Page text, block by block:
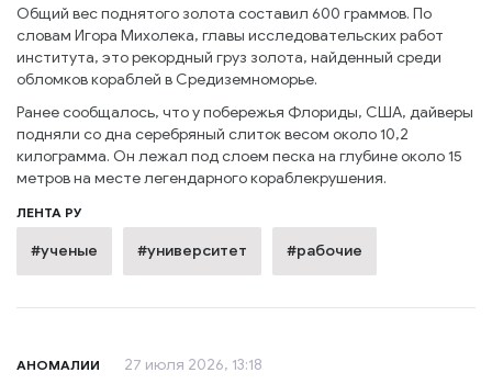
Общий вес поднятого золота составил 600 граммов. По
словам Игора Михолека, главы исследовательских работ
института, это рекордный груз золота, найденный среди
обломков кораблей в Средиземноморье.
Ранее сообщалось, что у побережья Флориды, США, дайверы
подняли со дна серебряный слиток весом около 10,2
килограмма. Он лежал под слоем песка на глубине около 15
метров на месте легендарного кораблекрушения.
ЛЕНТА РУ
#ученые #университет #рабочие
АНОМАЛИИ 27 июля 2026, 13:18